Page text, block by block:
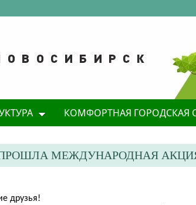
КОМФОРТНАЯ ГОРОДСКАЯ
МЕЖДУНАРОДНАЯ
друзья!